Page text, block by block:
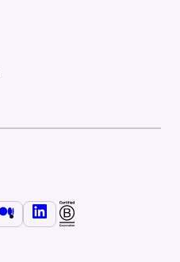
MediumLinkedIn